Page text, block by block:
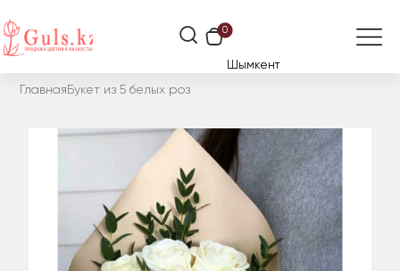
0
Шымкент
Главная Букет из 5 белых роз